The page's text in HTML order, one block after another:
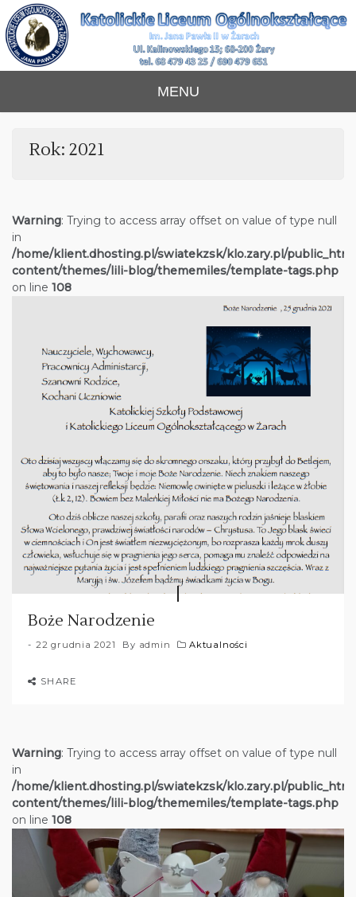
Skip
to
content
Katolickie Liceum
Ogólnokształcące
MENU
Rok: 2021
Warning: Trying to access array offset on value of type null
in
/home/klient.dhosting.pl/swiatekzsk/klo.zary.pl/
content/themes/lili-blog/thememiles/template-tags.php
on line 108
Boże Narodzenie
22 grudnia 2021 By admin Aktualności
SHARE
Warning: Trying to access array offset on value of type null
in
/home/klient.dhosting.pl/swiatekzsk/klo.zary.pl/
content/themes/lili-blog/thememiles/template-tags.php
on line 108